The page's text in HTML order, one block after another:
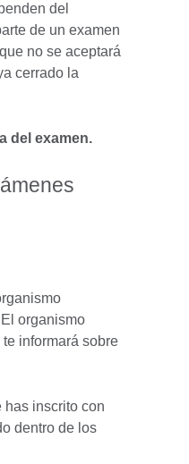
del
de un examen
no se aceptará
cerrado la
del examen.
organismo
informará sobre
has inscrito con
dentro de los